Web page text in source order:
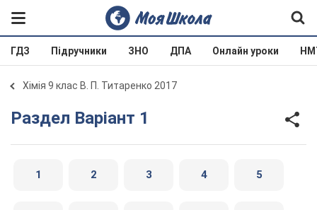
ГДЗ Підручники ЗНО ДПА Онлайн уроки
Хімія 9 клас В. П. Титаренко 2017
Раздел Варіант 1
1 2 3 4 5